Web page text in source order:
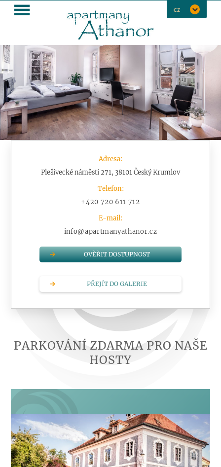
CZ
Adresa:
Plešivecké náměstí 271, 38101 Český Krumlov
Telefon:
+420 720 611 712
E-mail:
info@apartmanyathanor.cz
OVĚŘIT DOSTUPNOST
PŘEJÍT DO GALERIE
PARKOVÁNÍ ZDARMA PRO NAŠE
HOSTY